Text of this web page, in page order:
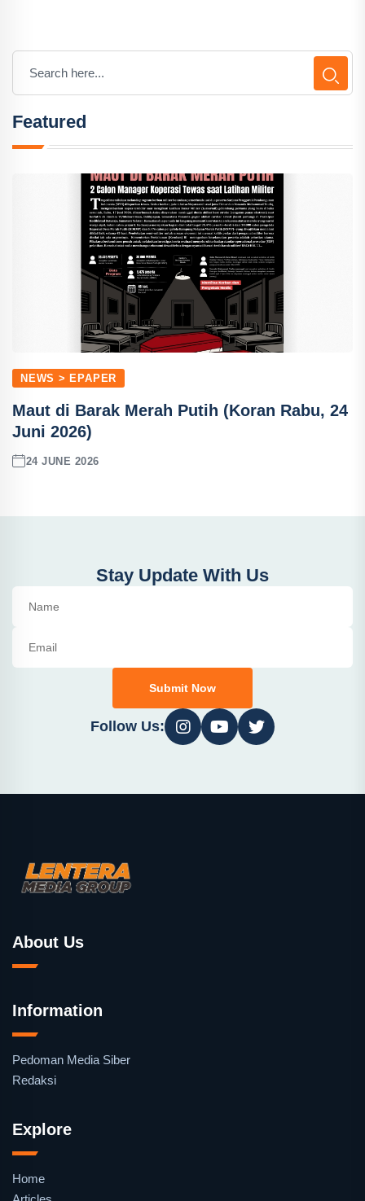
Featured
NEWS > EPAPER
Maut di Barak Merah Putih (Koran Rabu, 24
Juni 2026)
24 JUNE 2026
Stay Update With Us
Submit Now
Follow Us:
About Us
Information
Pedoman Media Siber
Redaksi
Explore
Home